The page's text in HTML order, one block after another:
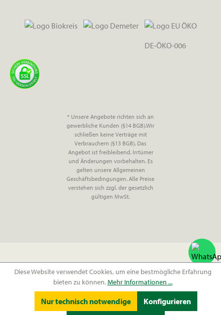
DE-ÖKO-006
* Unsere Angebote richten sich an
gewerbliche Kunden (§14 BGB).Wir
schließen keine Verträge mit
Verbrauchern (§13 BGB). Das
Angebot ist freibleibend. Irrtümer
und Änderungen vorbehalten. Es
gelten unsere Allgemeinen
Geschäftsbedingungen. Alle Preise
verstehen sich zzgl. der gesetzlich
gültigen MwSt.
Diese Website verwendet Cookies, um eine bestmögliche Erfahrung
bieten zu können.Mehr Informationen ...
Nur technisch notwendige Konfigurieren